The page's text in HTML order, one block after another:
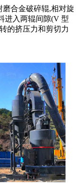
合金破碎辊,相对旋
进入两辊间隙(V 型
的挤压力和剪切力